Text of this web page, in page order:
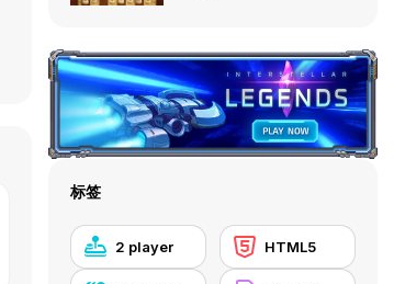
标签
2 player HTML5